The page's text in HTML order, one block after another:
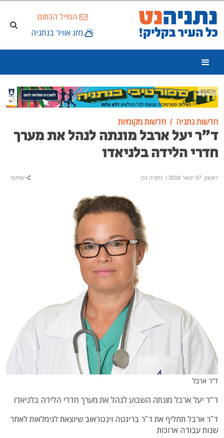
המייל הכתום
מזג אוויר בנתניה
פרסומת
חדשות נתניה חדשות מקומיות
ד"ר יעל ארבל מונתה לנהל את מערך
חדרי הלידה בלניאדו
ראשון, 07 ינואר 2018 / נתניה נט שיתוף
ד"ר ארבל
ד"ר יעל ארבל מונתה השבוע לנהל את מערך חדרי הלידה בלניאדו
ד"ר ארבל תחליף את ד"ר בריגטה וינטראוב שיוצאת לגימלאות לאחר
שנות עבודה ארוכות